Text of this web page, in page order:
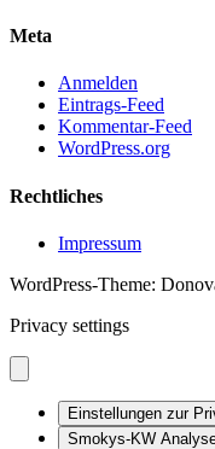
Meta
Anmelden
Eintrags-Feed
Kommentar-Feed
WordPress.org
Rechtliches
Impressum
WordPress-Theme:
Privacy settings
Einstellungen zur
Smokys-KW